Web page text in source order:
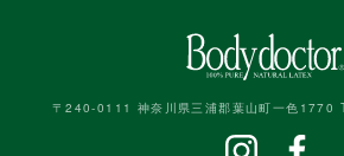
〒240-0111 神奈川県三浦郡葉山町一色